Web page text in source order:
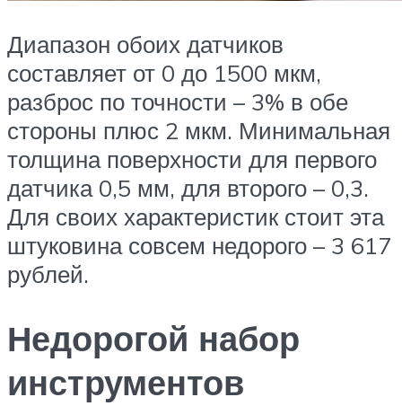
Диапазон обоих датчиков
составляет от 0 до 1500 мкм,
разброс по точности – 3% в обе
стороны плюс 2 мкм. Минимальная
толщина поверхности для первого
датчика 0,5 мм, для второго – 0,3.
Для своих характеристик стоит эта
штуковина совсем недорого – 3 617
рублей.
Недорогой набор
инструментов